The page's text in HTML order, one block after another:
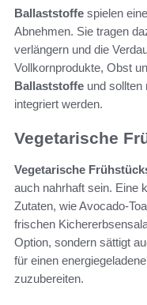
Ballaststoffe spielen
Abnehmen. Sie tragen
verlängern und die
Vollkornprodukte, Obst
Ballaststoffe und sollten
integriert werden.
Vegetarische
Vegetarische
auch nahrhaft sein. Eine
Zutaten, wie Avocado-
frischen
Option, sondern sättigt
für einen
zuzubereiten.